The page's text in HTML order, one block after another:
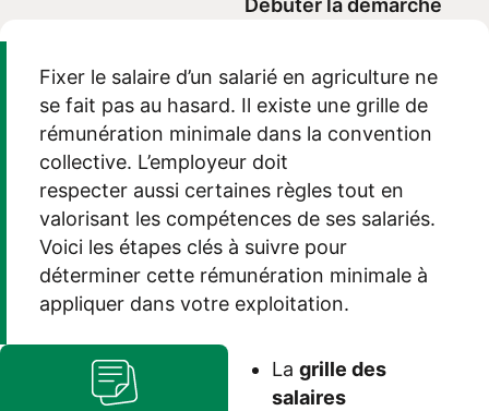
Débuter la démarche
Fixer le salaire d’un salarié en agriculture ne
se fait pas au hasard. Il existe une grille de
rémunération minimale dans la convention
collective. L’employeur doit
respecter aussi certaines règles tout en
valorisant les compétences de ses salariés.
Voici les étapes clés à suivre pour
déterminer cette rémunération minimale à
appliquer dans votre exploitation.
Lagrille des
salaires